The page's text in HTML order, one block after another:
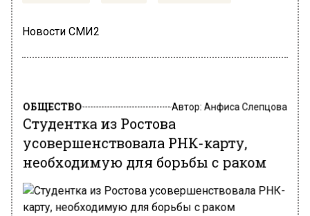
Новости СМИ2
ОБЩЕСТВО Автор: Анфиса Слепцова
Студентка из Ростова
усовершенствовала РНК-карту,
необходимую для борьбы с раком